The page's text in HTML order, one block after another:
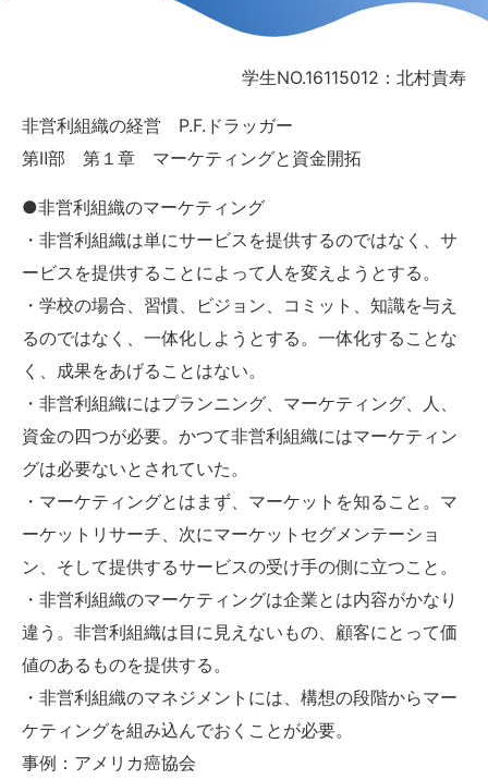
学生NO.16115012：北村貴寿
非営利組織の経営 P.F.ドラッガー
第Ⅱ部 第１章 マーケティングと資金開拓
●非営利組織のマーケティング
・非営利組織は単にサービスを提供するのではなく、サ
ービスを提供することによって人を変えようとする。
・学校の場合、習慣、ビジョン、コミット、知識を与え
るのではなく、一体化しようとする。一体化することな
く、成果をあげることはない。
・非営利組織にはプランニング、マーケティング、人、
資金の四つが必要。かつて非営利組織にはマーケティン
グは必要ないとされていた。
・マーケティングとはまず、マーケットを知ること。マ
ーケットリサーチ、次にマーケットセグメンテーショ
ン、そして提供するサービスの受け手の側に立つこと。
・非営利組織のマーケティングは企業とは内容がかなり
違う。非営利組織は目に見えないもの、顧客にとって価
値のあるものを提供する。
・非営利組織のマネジメントには、構想の段階からマー
ケティングを組み込んでおくことが必要。
事例：アメリカ癌協会